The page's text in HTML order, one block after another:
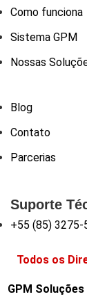
Como funciona
Sistema GPM
Nossas
Blog
Contato
Parcerias
Suporte
+55 (85) 3275-
Todos os
GPM